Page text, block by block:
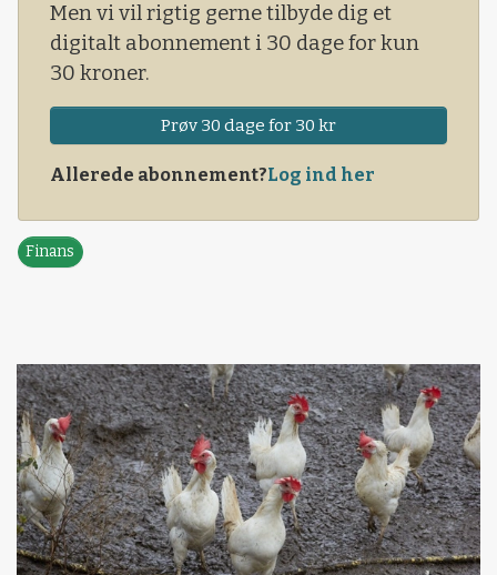
Men vi vil rigtig gerne tilbyde dig et
digitalt abonnement i 30 dage for kun
30 kroner.
Prøv 30 dage for 30 kr
Allerede abonnement?Log ind her
Finans